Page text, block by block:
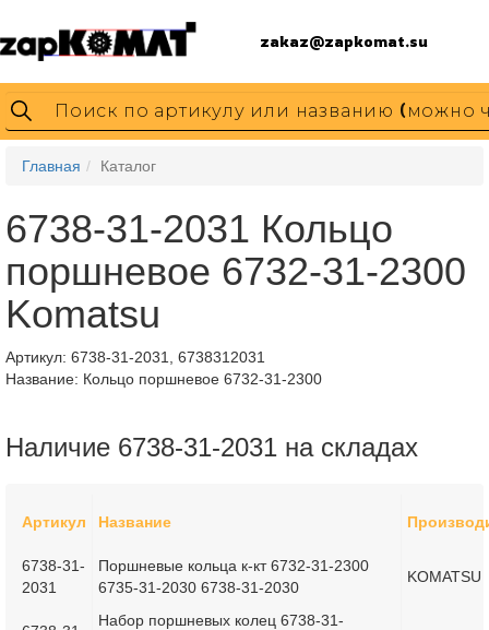
zakaz@zapkomat.su
Главная Каталог
6738-31-2031 Кольцо
поршневое 6732-31-2300
Komatsu
Артикул: 6738-31-2031, 6738312031
Название: Кольцо поршневое 6732-31-2300
Наличие 6738-31-2031 на складах
Артикул Название
6738-31-
2031
Поршневые кольца к-кт 6732-31-2300
6735-31-2030 6738-31-2030
KOMATSU
Набор поршневых колец 6738-31-